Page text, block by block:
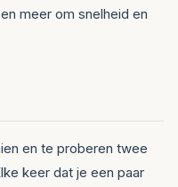
meer om snelheid en
en te proberen twee
keer dat je een paar